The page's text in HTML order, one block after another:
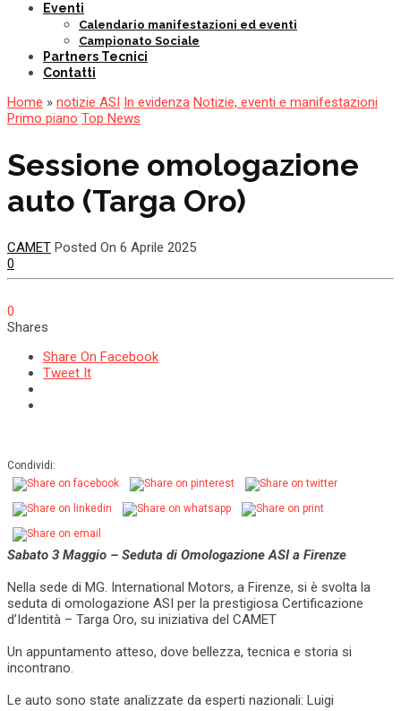
Eventi
Calendario manifestazioni ed eventi
Campionato Sociale
Partners Tecnici
Contatti
Home » notizie ASI In evidenza Notizie, eventi e manifestazioni
Primo piano Top News
Sessione omologazione
auto (Targa Oro)
CAMET Posted On 6 Aprile 2025
0
0
Shares
Share On Facebook
Tweet It
Condividi:
Sabato 3 Maggio – Seduta di Omologazione ASI a Firenze
Nella sede di MG. International Motors, a Firenze, si è svolta la
seduta di omologazione ASI per la prestigiosa Certificazione
d’Identità – Targa Oro, su iniziativa del CAMET
Un appuntamento atteso, dove bellezza, tecnica e storia si
incontrano.
Le auto sono state analizzate da esperti nazionali: Luigi